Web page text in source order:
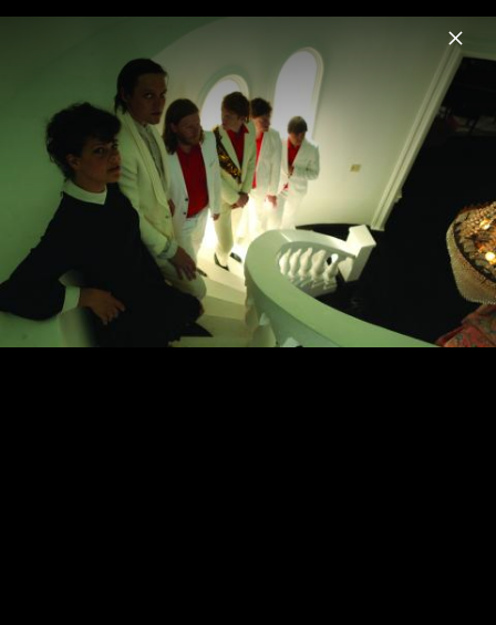
Menu
Arcade Fire
Home News Musik Videos Fotos
Here Comes The Night Time